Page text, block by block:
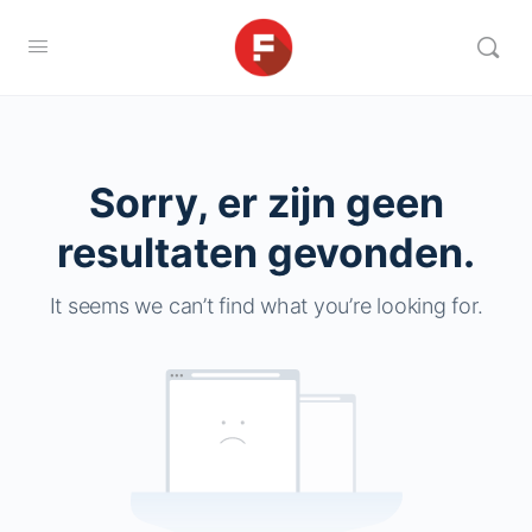
Sorry, er zijn geen
resultaten gevonden.
It seems we can’t find what you’re looking for.